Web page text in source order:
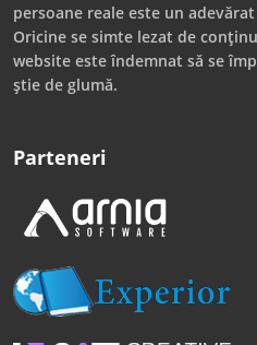
persoane reale este un
Oricine se simte lezat de
website este îndemnat să se
știe de glumă.
Parteneri